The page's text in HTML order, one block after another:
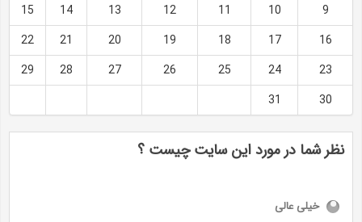
9
10
11
12
13
14
15
16
17
18
19
20
21
22
23
24
25
26
27
28
29
30
31
نظر شما در مورد این سایت چیست ؟
خیلی عالی